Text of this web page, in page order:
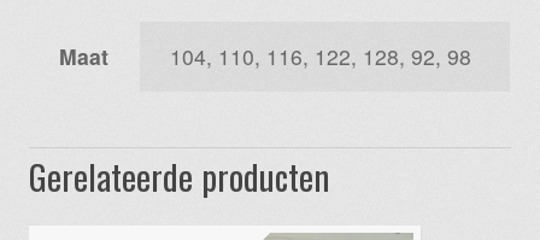
Maat 104, 110, 116, 122, 128, 92, 98
Gerelateerde producten